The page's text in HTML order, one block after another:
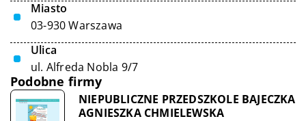
Miasto
03-930 Warszawa
Ulica
ul. Alfreda Nobla 9/7
Podobne firmy
NIEPUBLICZNE PRZEDSZKOLE BAJECZKA
AGNIESZKA CHMIELEWSKA